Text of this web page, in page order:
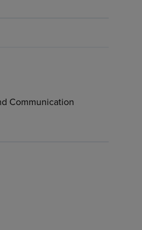
Communication